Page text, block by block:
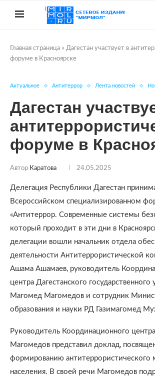
Главная страница » Дагестан участвует в
форуме в Красноярске
Актуальное Антитеррор Лента новостей
Дагестан
форуме в
Автор Каратова 24.05.2025
Делегация Республики Дагестан
Всероссийском специализированном
«Антитеррор. Современные системы
который проходит в эти дни в
делегации вошли начальник отдела
деятельности Антитеррористической
Ашама Ашамаев, руководитель
центра Дагестанского государственного
Магомед Магомедов и сотрудник
образования и науки РД Газимагомед
Руководитель Координационного
Магомедов представил доклад,
формированию антитеррористического
населения. В своей речи Магомедов